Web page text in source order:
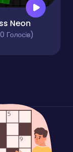
Neon
Голосів)